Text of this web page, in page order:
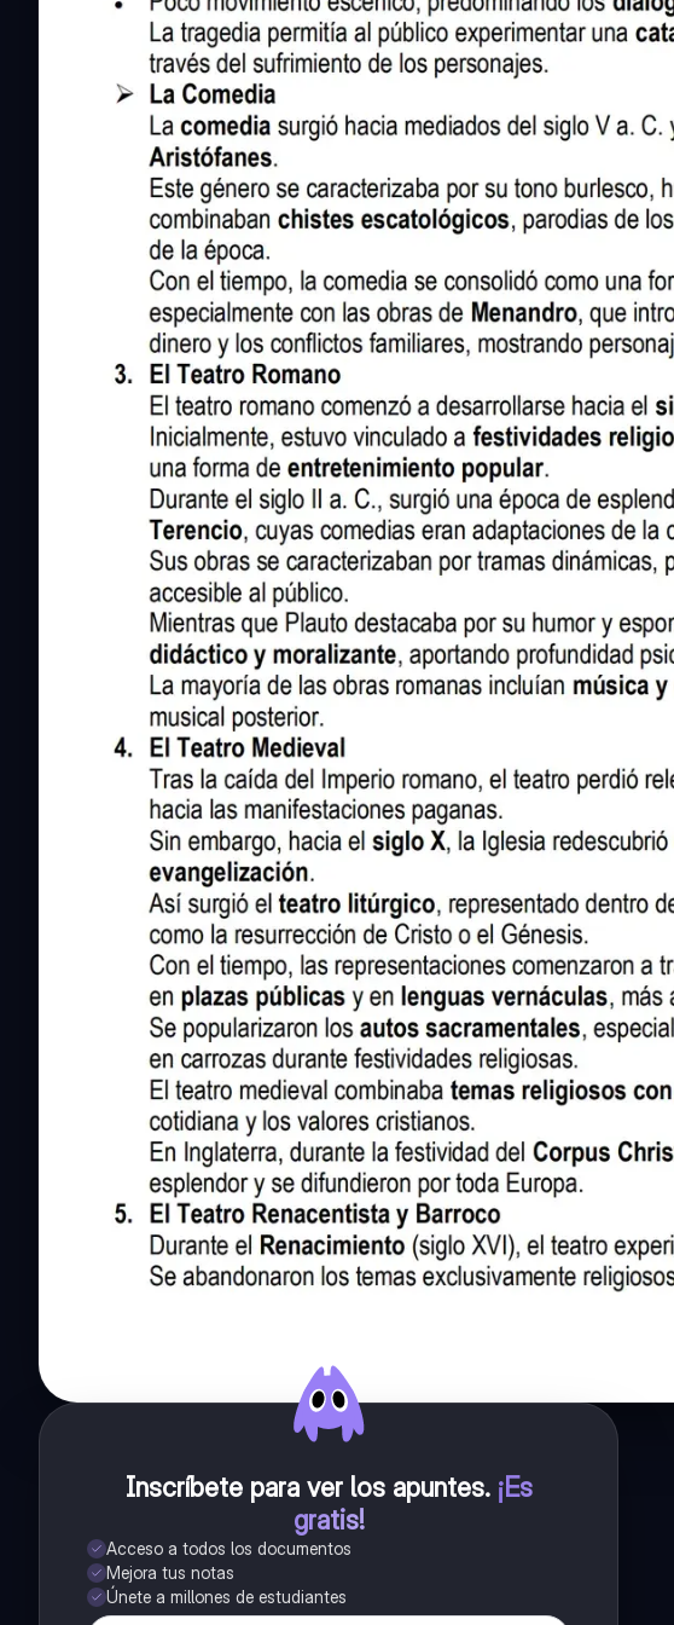
Inscríbete para ver los apuntes. ¡Es
gratis!
Acceso a todos los documentos
Mejora tus notas
Únete a millones de estudiantes